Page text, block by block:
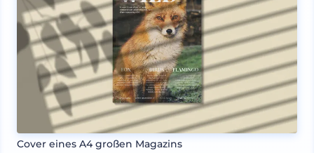
Cover eines A4 großen Magazins